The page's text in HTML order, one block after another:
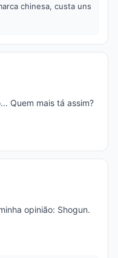
chinesa, custa uns
Quem mais tá assim?
opinião: Shogun.